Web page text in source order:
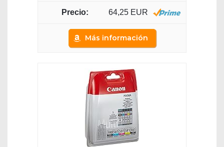
64,25 EUR
Más información